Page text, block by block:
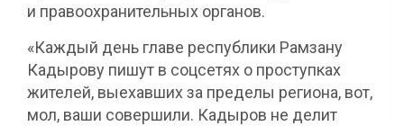
и правоохранительных органов.
«Каждый день главе республики Рамзану
Кадырову пишут в соцсетях о проступках
жителей, выехавших за пределы региона, вот,
мол, ваши совершили. Кадыров не делит